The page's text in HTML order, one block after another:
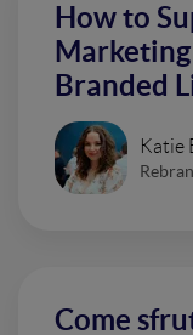
How to
Branded
Katie
Come